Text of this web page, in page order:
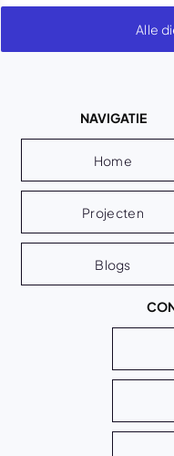
Alle
NAVIGATIE
Home
Projecten
Blogs